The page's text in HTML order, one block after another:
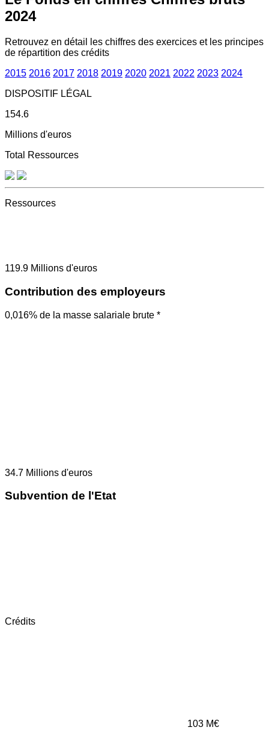
2024
Retrouvez en détail les chiffres des exercices et les principes
de répartition des crédits
2015 2016 2017 2018 2019 2020 2021 2022 2023 2024
DISPOSITIF LÉGAL
154.6
Millions d'euros
Total Ressources
Ressources
119.9 Millions d'euros
Contribution des employeurs
0,016% de la masse salariale brute *
34.7 Millions d'euros
Subvention de l'Etat
Crédits
103 M€